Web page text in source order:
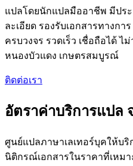
แปลโดยนักแปลมืออาชีพ มีปร
ละเอียด รองรับเอกสารทางก
ครบวงจร รวดเร็ว เชื่อถือได้ ไ
หนองบัวแดง เกษตรสมบูรณ์
ติดต่อเรา
อัตราค่าบริการแปล
ศูนย์แปลภาษาเลเทอร์บุคให้บ
นิติกรณ์เอกสารในราคาที่เหม